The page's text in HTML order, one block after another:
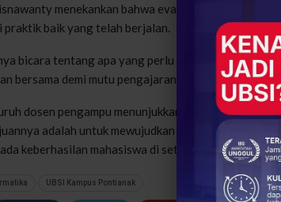
menekankan bahwa evaluasi bukan
praktik baik yang telah berjalan.
bicara tentang apa yang perlu diperbaiki, tetapi
bersama demi mutu pengajaran yang semakin
dosen pengampu menunjukkan sinergi yang
adalah untuk mewujudkan proses
keberhasilan mahasiswa di setiap jenjang
UBSI Kampus Pontianak